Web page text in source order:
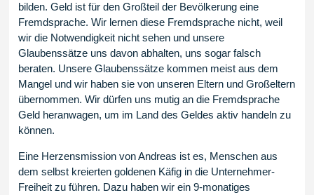
bilden. Geld ist für den Großteil der Bevölkerung eine
Fremdsprache. Wir lernen diese Fremdsprache nicht, weil
wir die Notwendigkeit nicht sehen und unsere
Glaubenssätze uns davon abhalten, uns sogar falsch
beraten. Unsere Glaubenssätze kommen meist aus dem
Mangel und wir haben sie von unseren Eltern und Großeltern
übernommen. Wir dürfen uns mutig an die Fremdsprache
Geld heranwagen, um im Land des Geldes aktiv handeln zu
können.
Eine Herzensmission von Andreas ist es, Menschen aus
dem selbst kreierten goldenen Käfig in die Unternehmer-
Freiheit zu führen. Dazu haben wir ein 9-monatiges